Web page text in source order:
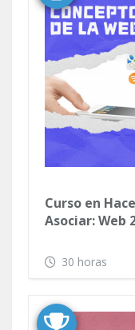
Curso en
Asociar: Web
30 horas